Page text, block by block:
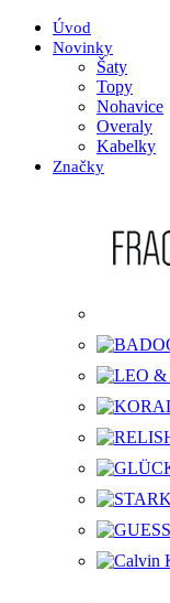
Úvod
Novinky
Šaty
Topy
Nohavice
Overaly
Kabelky
Značky